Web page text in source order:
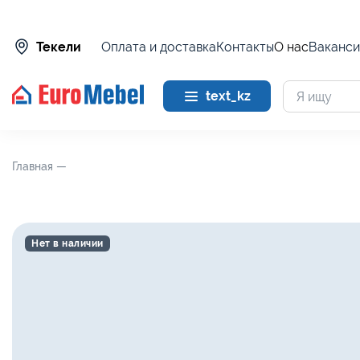
Текели Оплата и доставкаКонтактыО нас
text_kz
Главная —
Нет в наличии